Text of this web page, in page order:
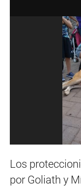
Los
por Goliath y